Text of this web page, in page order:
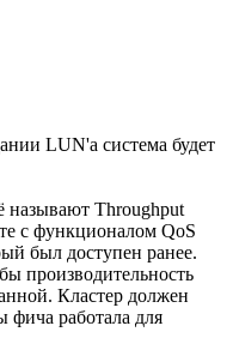
LUN'а система будет
называют Throughput
с функционалом QoS
был доступен ранее.
производительность
Кластер должен
фича работала для